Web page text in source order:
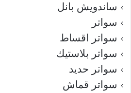
ساندويش بانل
سواتر
سواتر اقساط
سواتر بلاستيك
سواتر حديد
سواتر قماش